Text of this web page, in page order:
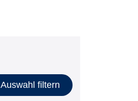
Auswahl filtern